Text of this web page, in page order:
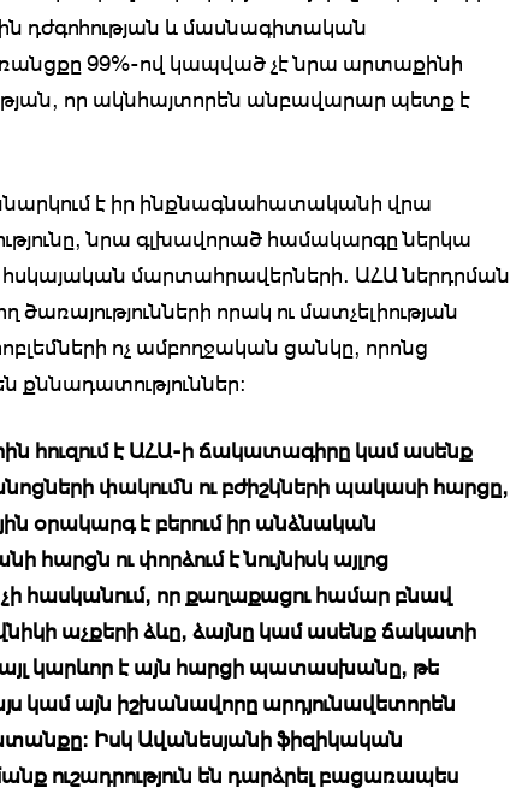
դժգոհության և մասնագիտական
99%-ով կապված չէ նրա արտաքինի
որ ակնհայտորեն անբավարար պետք է
է իր ինքնագնահատականի վրա
նրա գլխավորած համակարգը ներկա
հսկայական մարտահրավերների. ԱՀԱ ներդրման
ծառայությունների որակ ու մատչելիության
ոչ ամբողջական ցանկը, որոնց
քննադատություններ:
հուզում է ԱՀԱ-ի ճակատագիրը կամ ասենք
փակումն ու բժիշկների պակասի հարցը,
օրակարգ է բերում իր անձնական
ու փորձում է նույնիսկ այլոց
հասկանում, որ քաղաքացու համար բնավ
աչքերի ձևը, ձայնը կամ ասենք ճակատի
այլ կարևոր է այն հարցի պատասխանը, թե
կամ այն իշխանավորը արդյունավետորեն
Իսկ Ավանեսյանի ֆիզիկական
ուշադրություն են դարձրել բացառապես